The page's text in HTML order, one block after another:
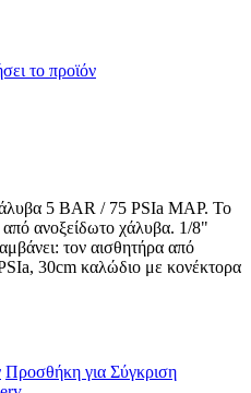
το προϊόν
5 BAR / 75 PSIa MAP. Το
από ανοξείδωτο χάλυβα. 1/8"
τον αισθητήρα από
30cm καλώδιο με κονέκτορα
Προσθήκη για Σύγκριση